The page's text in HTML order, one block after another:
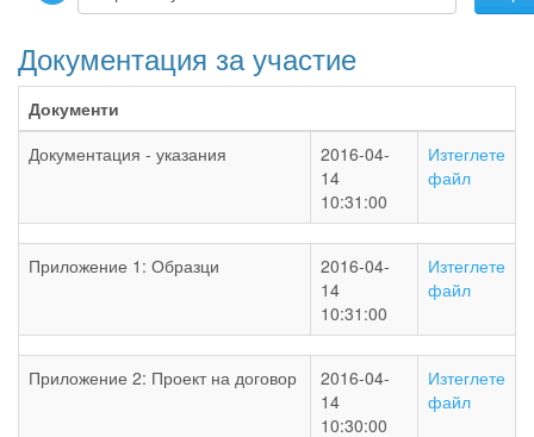
Документация за участие
Документи
Документация - указания
2016-04-
14
10:31:00
Изтеглете
файл
Приложение 1: Образци
2016-04-
14
10:31:00
Изтеглете
файл
Приложение 2: Проект на договор
2016-04-
14
10:30:00
Изтеглете
файл